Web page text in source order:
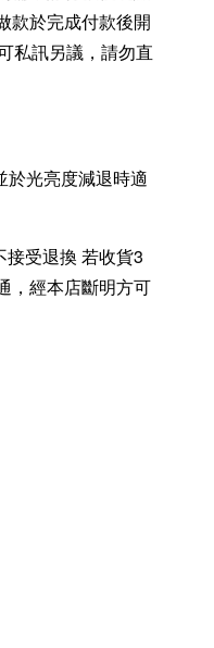
款於完成付款後開
私訊另議，請勿直
於光亮度減退時適
受退換 若收貨3
，經本店斷明方可